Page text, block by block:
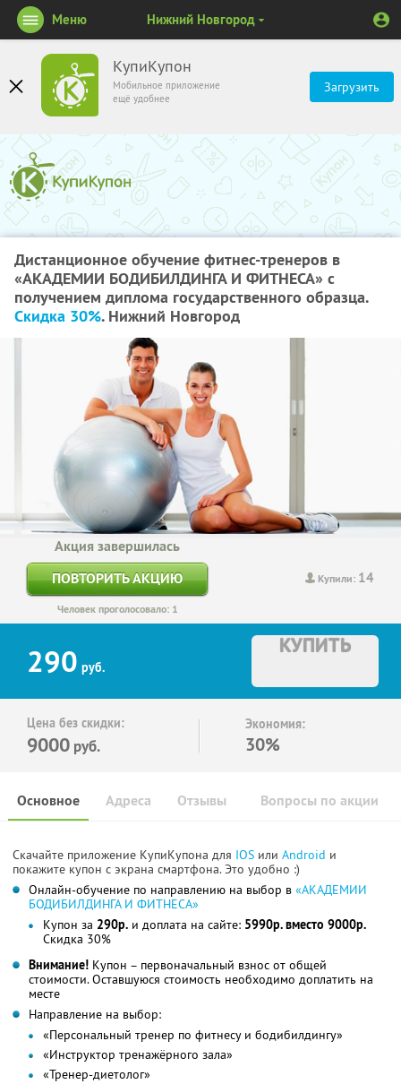
КупиКупон
Мобильное приложение
ещё удобнее
Загрузить
Меню Нижний Новгород
Дистанционное обучение фитнес-тренеров в
«АКАДЕМИИ БОДИБИЛДИНГА И ФИТНЕСА» с
получением диплома государственного образца.
Скидка 30%. Нижний Новгород
Купили: 14
Акция завершилась
ПОВТОРИТЬ АКЦИЮ
Человек проголосовало: 1
290 руб.
КУПИТЬ
Цена без скидки:
9000 руб.
Экономия:
30%
Основное Отзывы Вопросы по акции
Адреса
Скачайте приложение КупиКупона для IOS или Android и
покажите купон с экрана смартфона. Это удобно :)
Онлайн-обучение по направлению на выбор в «АКАДЕМИИ
БОДИБИЛДИНГА И ФИТНЕСА»
Купон за 290р. и доплата на сайте: 5990р. вместо 9000р.
Скидка 30%
Внимание! Купон – первоначальный взнос от общей
стоимости. Оставшуюся стоимость необходимо доплатить на
месте
Направление на выбор:
«Персональный тренер по фитнесу и бодибилдингу»
«Инструктор тренажёрного зала»
«Тренер-диетолог»